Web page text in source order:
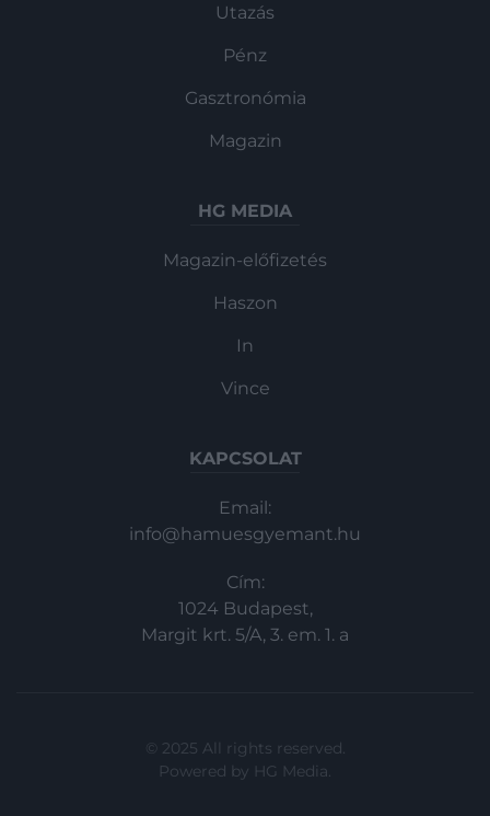
Utazás
Pénz
Gasztronómia
Magazin
HG MEDIA
Magazin-előfizetés
Haszon
In
Vince
KAPCSOLAT
Email:
info@hamuesgyemant.hu
Cím:
1024 Budapest,
Margit krt. 5/A, 3. em. 1. a
© 2025 All rights reserved.
Powered by HG Media.